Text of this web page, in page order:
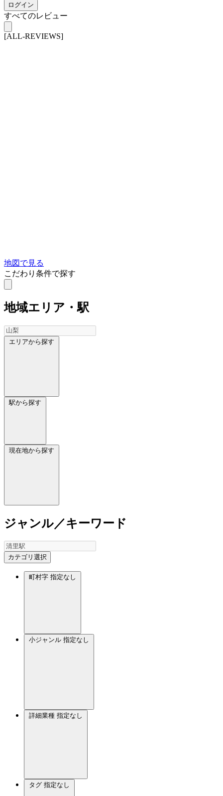
ログイン
すべてのレビュー
[ALL-REVIEWS]
地図で見る
こだわり条件で探す
地域エリア・駅
エリアから探す
駅から探す
現在地から探す
ジャンル／キーワード
カテゴリ選択
町村字 指定なし
小ジャンル 指定なし
詳細業種 指定なし
タグ 指定なし